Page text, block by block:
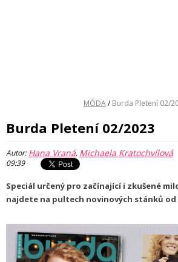
MÓDA/ Burda Pletení 02/
Burda Pletení 02/2023
Autor:Hana Vraná, Michaela Kratochvílová
09:39
Speciál určený pro začínající i zkušené
najdete na pultech novinových stánků od